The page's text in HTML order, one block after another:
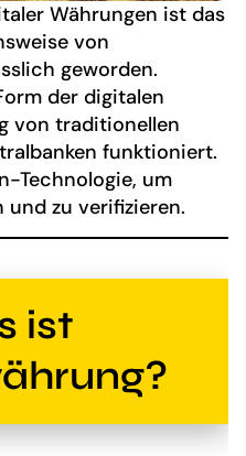
Währungen ist das
von
geworden.
der digitalen
von traditionellen
funktioniert.
Technologie, um
und zu verifizieren.
ist